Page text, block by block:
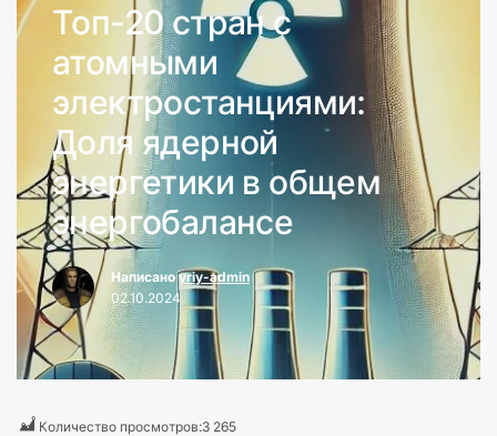
Топ-20 стран с
атомными
электростанциями:
Доля ядерной
энергетики в общем
энергобалансе
Написаноyriy-admin
02.10.2024
Количество просмотров:3 265